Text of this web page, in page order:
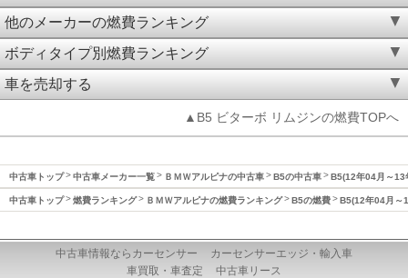
他のメーカーの燃費ランキング
ボディタイプ別燃費ランキング
車を売却する
▲B5 ビターボ リムジンの燃費TOPへ
中古車トップ 中古車メーカー一覧 ＢＭＷアルピナの中古車 B5の中古車 B5(12年04月～13
中古車トップ 燃費ランキング ＢＭＷアルピナの燃費ランキング B5の燃費 B5(12年04月～
中古車情報ならカーセンサー
カーセンサーエッジ・輸入車
車買取・車査定
中古車リース